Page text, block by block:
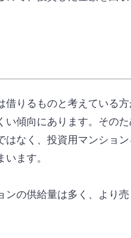
借りるものと考えている
い傾向にあります。その
はなく、投資用マンショ
ます。
ンの供給量は多く、より